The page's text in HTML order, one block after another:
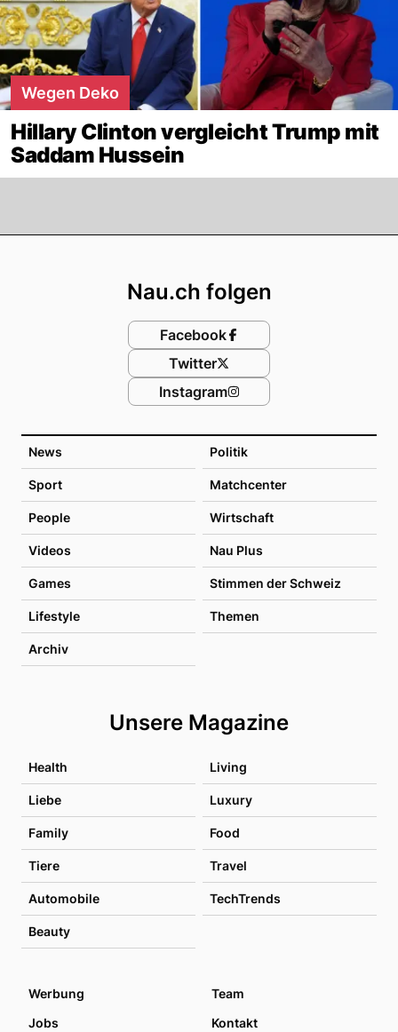
Wegen Deko
Hillary Clinton vergleicht Trump mit
Saddam Hussein
News Politik
Sport Matchcenter
People Wirtschaft
Videos Nau Plus
Games Stimmen der Schweiz
Lifestyle Themen
Archiv
Unsere Magazine
Health Living
Liebe Luxury
Family Food
Tiere Travel
Automobile TechTrends
Beauty
Nau.ch folgen
Facebook
Twitter
Instagram
Werbung
Team
Jobs
Kontakt